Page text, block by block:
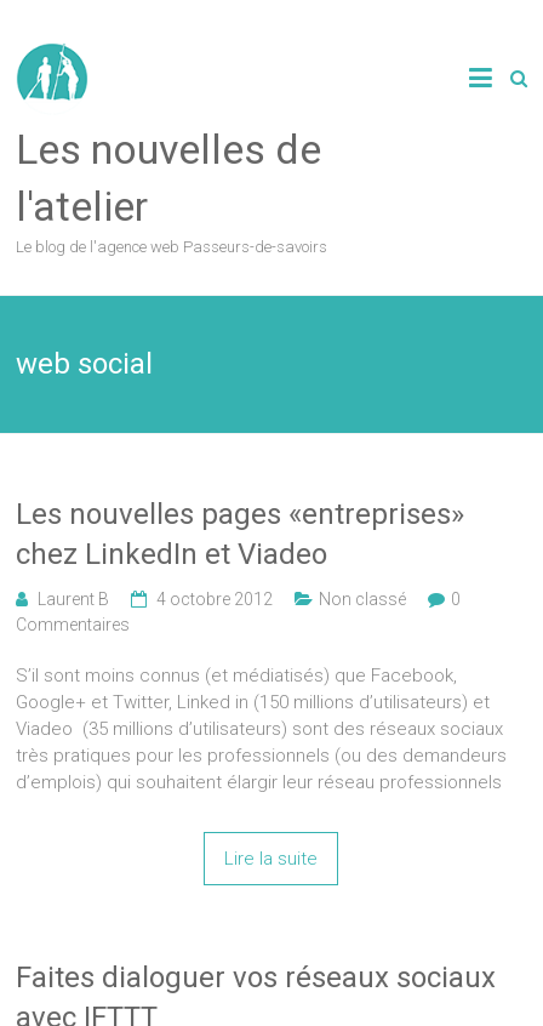
Les nouvelles de
l'atelier
Le blog de l'agence web Passeurs-de-savoirs
web social
Les nouvelles pages «entreprises»
chez LinkedIn et Viadeo
Laurent B 4 octobre 2012 Non classé
0
Commentaires
S’il sont moins connus (et médiatisés) que Facebook,
Google+ et Twitter, Linked in (150 millions d’utilisateurs) et
Viadeo (35 millions d’utilisateurs) sont des réseaux sociaux
très pratiques pour les professionnels (ou des demandeurs
d’emplois) qui souhaitent élargir leur réseau professionnels
Lire la suite
Faites dialoguer vos réseaux sociaux
avec IFTTT